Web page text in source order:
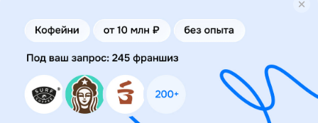
финансовые услуги. Заключение договоров
коммерческой концессии (франчайзинга) осуществляется
правообладателями/их представителями. Бизнесменс.ру
не является посредником или представителем
правообладателя и не несет ответственность за условия
предоставления франшизы и действия лиц,
осуществленные на основании информации, имеющейся